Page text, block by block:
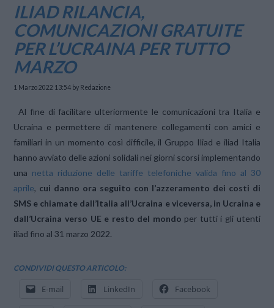
ILIAD RILANCIA,
COMUNICAZIONI GRATUITE
PER L’UCRAINA PER TUTTO
MARZO
1 Marzo 2022 13:54 by Redazione
Al fine di facilitare ulteriormente le comunicazioni tra Italia e
Ucraina e permettere di mantenere collegamenti con amici e
familiari in un momento così difficile, il Gruppo Iliad e iliad Italia
hanno avviato delle azioni solidali nei giorni scorsi implementando
una netta riduzione delle tariffe telefoniche valida fino al 30
aprile, cui danno ora seguito con l’azzeramento dei costi di
SMS e chiamate dall’Italia all’Ucraina e viceversa, in Ucraina e
dall’Ucraina verso UE e resto del mondo per tutti i gli utenti
iliad fino al 31 marzo 2022.
CONDIVIDI QUESTO ARTICOLO:
E-mail LinkedIn Facebook